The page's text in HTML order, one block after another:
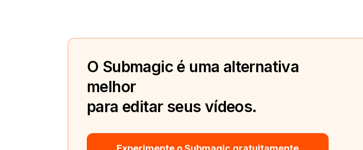
O Submagic é uma alternativa
melhor
para editar seus vídeos.